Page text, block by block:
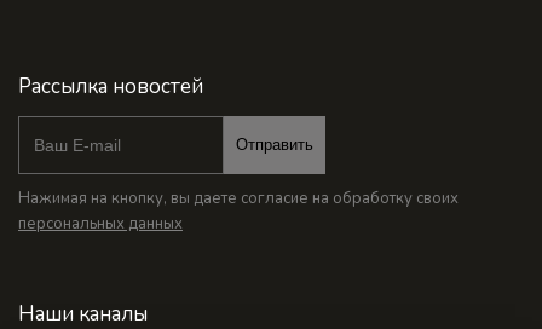
Рассылка новостей
Отправить
Нажимая на кнопку, вы даете согласие на обработку своих
персональных данных
Наши каналы